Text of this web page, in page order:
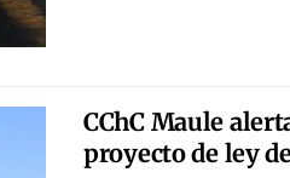
CChC Maule
proyecto de ley